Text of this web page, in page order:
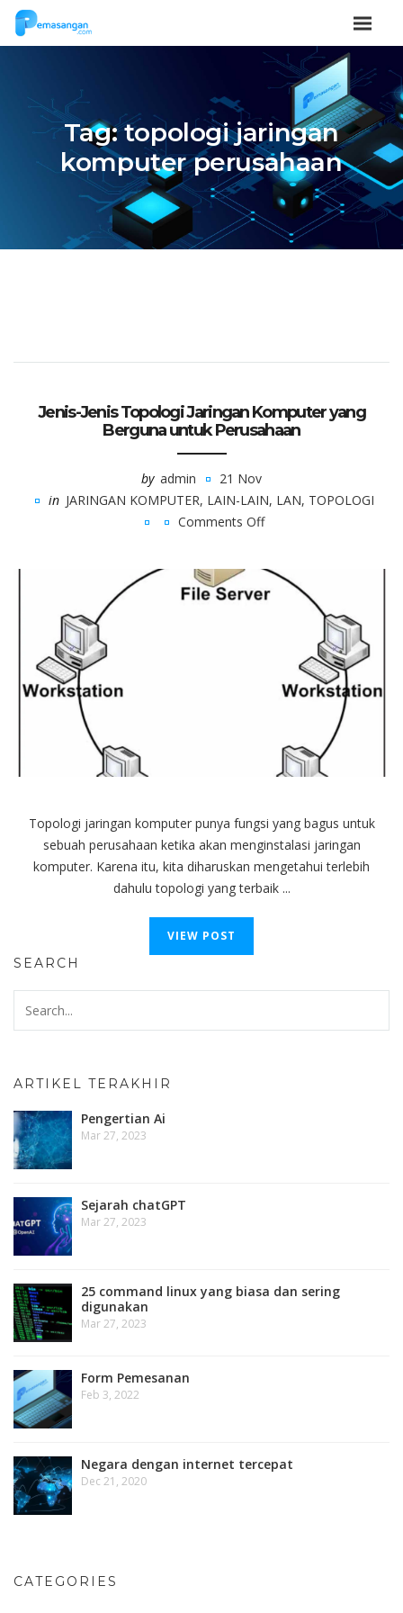
Tag:topologi jaringan
komputer perusahaan
Jenis-Jenis Topologi Jaringan Komputer yang
Berguna untuk Perusahaan
by admin
21 Nov
in JARINGAN KOMPUTER, LAIN-LAIN, LAN, TOPOLOGI
Comments Off
Jenis
Topologi
Komputer
Berguna
Perusahaan
Topologi jaringan komputer punya fungsi yang bagus untuk
sebuah perusahaan ketika akan menginstalasi jaringan
komputer. Karena itu, kita diharuskan mengetahui terlebih
dahulu topologi yang terbaik ...
VIEW POST
SEARCH
ARTIKEL TERAKHIR
Pengertian Ai
Mar 27, 2023
Sejarah chatGPT
Mar 27, 2023
25 command linux yang biasa dan sering
digunakan
Mar 27, 2023
Form Pemesanan
Feb 3, 2022
Negara dengan internet tercepat
Dec 21, 2020
CATEGORIES